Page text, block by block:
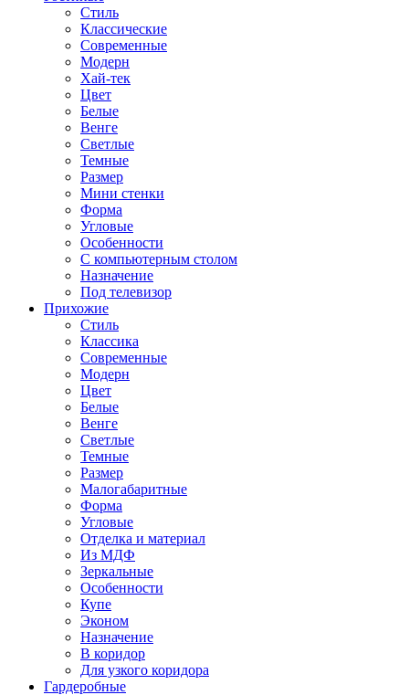
Стиль
Классические
Современные
Модерн
Хай-тек
Цвет
Белые
Венге
Светлые
Темные
Размер
Мини стенки
Форма
Угловые
Особенности
С компьютерным столом
Назначение
Под телевизор
Прихожие
Стиль
Классика
Современные
Модерн
Цвет
Белые
Венге
Светлые
Темные
Размер
Малогабаритные
Форма
Угловые
Отделка и материал
Из МДФ
Зеркальные
Особенности
Купе
Эконом
Назначение
В коридор
Для узкого коридора
Гардеробные